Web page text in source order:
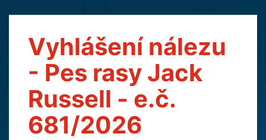
Vyhlášení nálezu
- Pes rasy Jack
Russell - e.č.
681/2026